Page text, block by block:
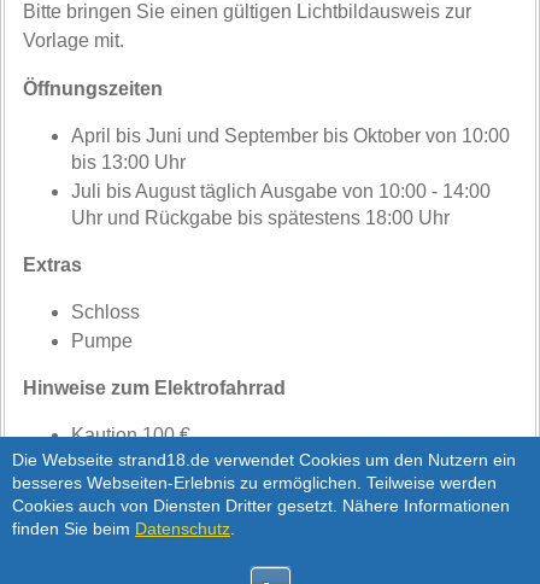
Die Webseite strand18.de verwendet Cookies um den Nutzern ein
besseres Webseiten-Erlebnis zu ermöglichen. Teilweise werden
Cookies auch von Diensten Dritter gesetzt. Nähere Informationen
finden Sie beim Datenschutz
Bitte bringen Sie einen gültigen Lichtbildausweis zur
Vorlage mit.
Öffnungszeiten
April bis Juni und September bis Oktober von 10:00
bis 13:00 Uhr
Juli bis August täglich Ausgabe von 10:00 - 14:00
Uhr und Rückgabe bis spätestens 18:00 Uhr
Extras
Schloss
Pumpe
Hinweise zum Elektrofahrrad
Kaution 100 €
gültige Haftpflichtversicherung
Machen Sie eine Probefahrt mit unseren
hochwertigen Elektrorädern. Sie werden begeistert